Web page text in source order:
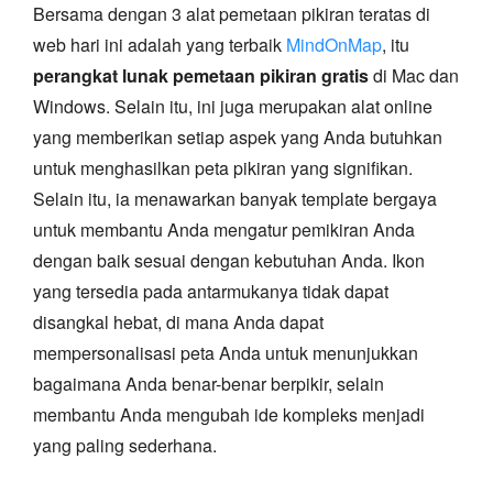
Bersama dengan 3 alat pemetaan pikiran teratas di
web hari ini adalah yang terbaik MindOnMap, itu
perangkat lunak pemetaan pikiran gratisdi Mac dan
Windows. Selain itu, ini juga merupakan alat online
yang memberikan setiap aspek yang Anda butuhkan
untuk menghasilkan peta pikiran yang signifikan.
Selain itu, ia menawarkan banyak template bergaya
untuk membantu Anda mengatur pemikiran Anda
dengan baik sesuai dengan kebutuhan Anda. Ikon
yang tersedia pada antarmukanya tidak dapat
disangkal hebat, di mana Anda dapat
mempersonalisasi peta Anda untuk menunjukkan
bagaimana Anda benar-benar berpikir, selain
membantu Anda mengubah ide kompleks menjadi
yang paling sederhana.